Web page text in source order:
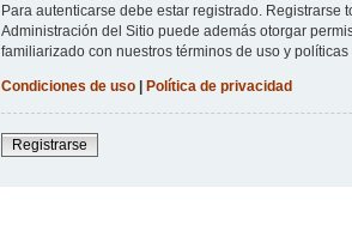
Para autenticarse debe estar registrado.
Administración del Sitio puede además otorgar
familiarizado con nuestros términos de uso y
Condiciones de uso| Política de privacidad
Registrarse